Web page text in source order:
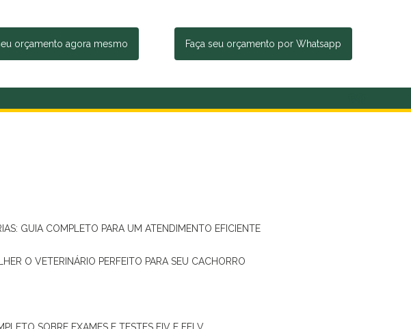
orçamento agora mesmo Faça seu orçamento por Whatsapp
GUIA COMPLETO PARA UM ATENDIMENTO EFICIENTE
O VETERINÁRIO PERFEITO PARA SEU CACHORRO